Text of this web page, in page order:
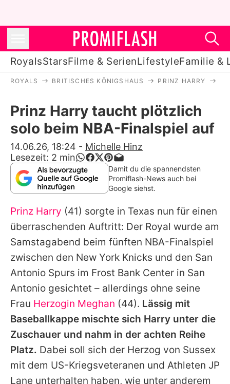
RoyalsStarsFilme & SerienLifestyleFamilie &
Stars
Filme & Serien
Lifestyle
Familie & Liebe
Alle Themen auf Promiflash
Jobs
App runterladen
Team
Redaktionelle Richtlinien
Impressum
Datenschutzerklärung
ROYALS BRITISCHES KÖNIGSHAUS PRINZ HARRY
Prinz Harry taucht plötzlich
solo beim NBA-Finalspiel auf
14.06.26, 18:24 - Michelle Hinz
Lesezeit: 2 min
Damit du die spannendsten
Promiflash-News auch bei
Google siehst.
Prinz Harry (41) sorgte in Texas nun für einen
überraschenden Auftritt: Der Royal wurde am
Samstagabend beim fünften NBA-Finalspiel
zwischen den New York Knicks und den San
Antonio Spurs im Frost Bank Center in San
Antonio gesichtet – allerdings ohne seine
Frau Herzogin Meghan (44). Lässig mit
Baseballkappe mischte sich Harry unter die
Zuschauer und nahm in der achten Reihe
Platz. Dabei soll sich der Herzog von Sussex
mit dem US-Kriegsveteranen und Athleten JP
Lane unterhalten haben, wie unter anderem